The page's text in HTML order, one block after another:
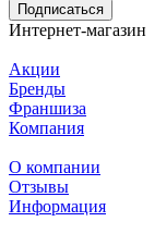
Подписаться
Интернет-магазин
Акции
Бренды
Франшиза
Компания
О компании
Отзывы
Информация